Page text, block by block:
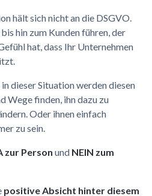
hält sich nicht an die DSGVO.
hin zum Kunden führen, der
hat, dass Ihr Unternehmen
dieser Situation werden diesen
finden, ihn dazu zu
Oder ihnen einfach
zu sein.
zur Person und NEIN zum
positive Absicht hinter diesem